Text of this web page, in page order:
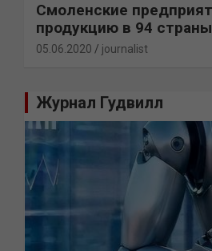
Смоленские
продукцию в 94
05.06.2020 journalist
Журнал Гудвилл